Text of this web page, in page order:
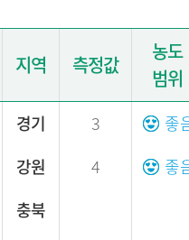
지역 측정값
농도
범위
경기 3
좋
강원 4
좋
충북